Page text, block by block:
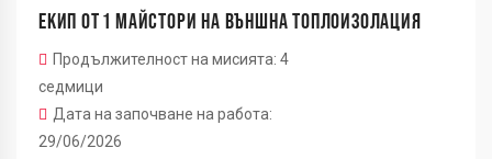
ЕКИП ОТ 1 МАЙСТОРИ НА ВЪНШНА ТОПЛОИЗОЛАЦИЯ
Продължителност на мисията: 4
седмици
Дата на започване на работа:
29/06/2026